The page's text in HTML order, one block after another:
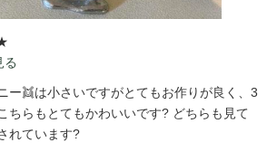
る
ー👯は小さいですがとてもお作りが良く、3
ちらもとてもかわいいです?️ どちらも見て
れています?️